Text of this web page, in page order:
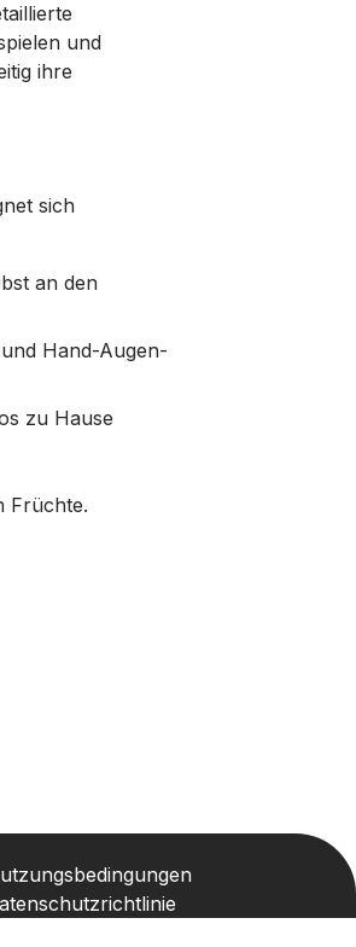
und
ihre
sich
an den
Hand-Augen-
zu Hause
Früchte.